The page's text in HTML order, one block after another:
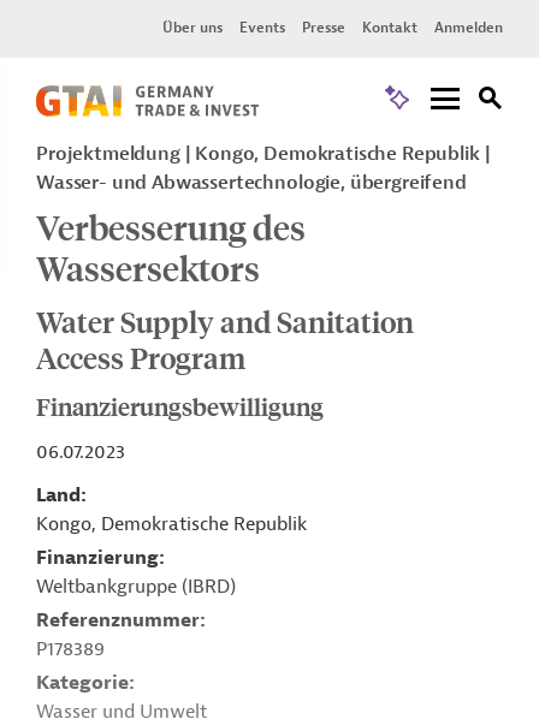
Über uns Events Presse Kontakt Anmelden
Projektmeldung
Kongo, Demokratische Republik
Wasser- und Abwassertechnologie, übergreifend
Verbesserung des
Wassersektors
Water Supply and Sanitation
Access Program
Finanzierungsbewilligung
06.07.2023
Land
Kongo, Demokratische Republik
Finanzierung
Weltbankgruppe (IBRD)
Referenznummer
P178389
Kategorie
Wasser und Umwelt